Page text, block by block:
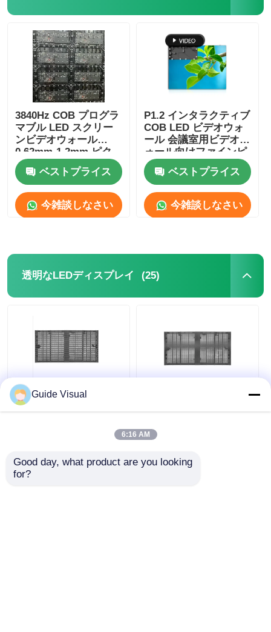
3840Hz COB プログラ
マブル LED スクリー
ンビデオウォール
0.62mm-1.2mm ピク
セルピッチ
ベストプライス
今雑談しなさい
P1.2 インタラクティブ
COB LED ビデオウォ
ール 会議室用ビデオウ
ォール向けファインピ
ッチパネル
ベストプライス
今雑談しなさい
透明なLEDディスプレイ (25)
DIP 346 SMD2121 ガ
ラス透明LEDディスプ
透明LEDディスプレイ
P7.82 500*1000mm
Guide Visual
6:16 AM
Good day, what product are you looking
for?